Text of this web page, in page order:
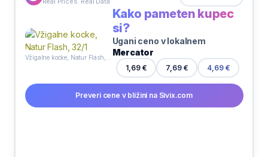
Kako pameten kupec
si?
Ugani ceno v lokalnem
Mercator
1,69 € 7,69 € 4,69 €
Preveri cene v bližini na Sivix.com